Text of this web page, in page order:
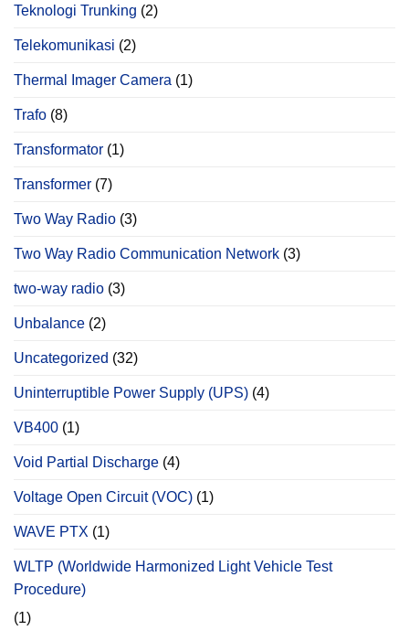
Teknologi Trunking (2)
Telekomunikasi (2)
Thermal Imager Camera (1)
Trafo (8)
Transformator (1)
Transformer (7)
Two Way Radio (3)
Two Way Radio Communication Network (3)
two-way radio (3)
Unbalance (2)
Uncategorized (32)
Uninterruptible Power Supply (UPS) (4)
VB400 (1)
Void Partial Discharge (4)
Voltage Open Circuit (VOC) (1)
WAVE PTX (1)
WLTP (Worldwide Harmonized Light Vehicle Test
Procedure)
(1)